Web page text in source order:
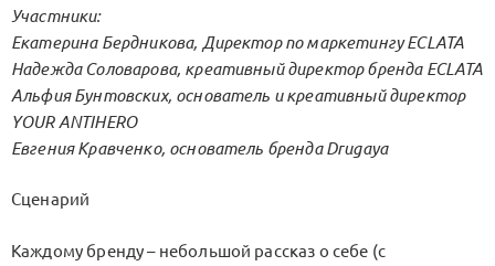
Участники:
Екатерина Бердникова, Директор по маркетингу ECLATA
Надежда Соловарова, креативный директор бренда ECLATA
Альфия Бунтовских, основатель и креативный директор
YOUR ANTIHERO
Евгения Кравченко, основатель бренда Drugaya
Сценарий
Каждому бренду – небольшой рассказ о себе (с